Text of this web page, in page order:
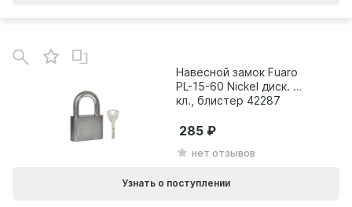
Навесной замок Fuaro
PL-15-60 Nickel диск. 4
кл., блистер 42287
нет отзывов
285
Узнать о поступлении